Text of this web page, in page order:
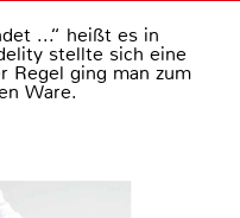
...“ heißt es in
stellte sich eine
Regel ging man zum
Ware.